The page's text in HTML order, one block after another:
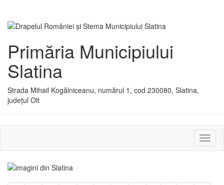
Primăria Municipiului
Slatina
Strada Mihail Kogălniceanu, numărul 1, cod 230080, Slatina,
județul Olt
sau